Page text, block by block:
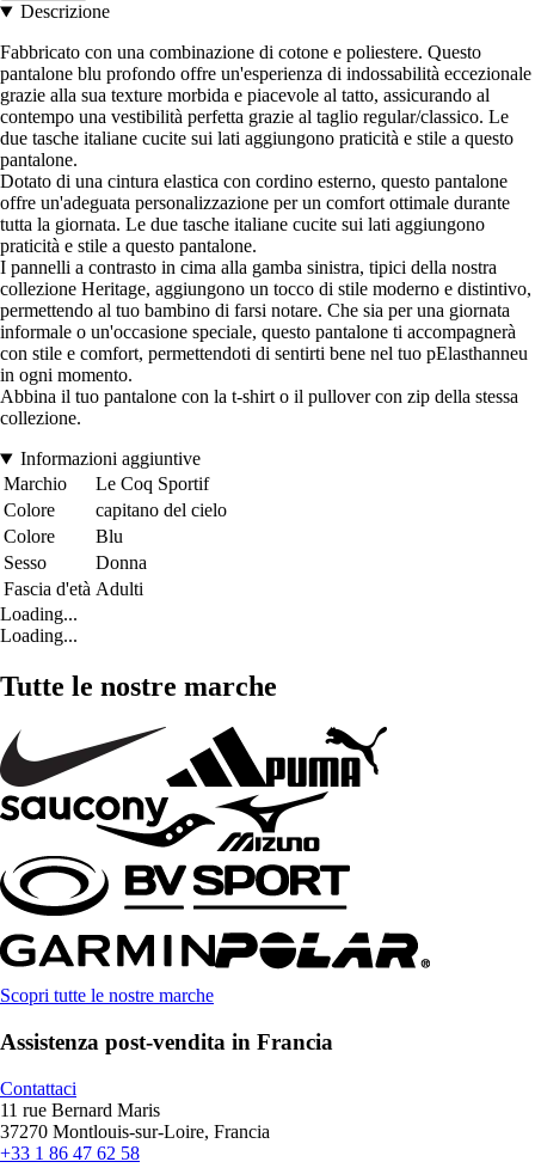
Descrizione
Fabbricato con una combinazione di cotone e poliestere. Questo
pantalone blu profondo offre un'esperienza di indossabilità eccezionale
grazie alla sua texture morbida e piacevole al tatto, assicurando al
contempo una vestibilità perfetta grazie al taglio regular/classico. Le
due tasche italiane cucite sui lati aggiungono praticità e stile a questo
pantalone.
Dotato di una cintura elastica con cordino esterno, questo pantalone
offre un'adeguata personalizzazione per un comfort ottimale durante
tutta la giornata. Le due tasche italiane cucite sui lati aggiungono
praticità e stile a questo pantalone.
I pannelli a contrasto in cima alla gamba sinistra, tipici della nostra
collezione Heritage, aggiungono un tocco di stile moderno e distintivo,
permettendo al tuo bambino di farsi notare. Che sia per una giornata
informale o un'occasione speciale, questo pantalone ti accompagnerà
con stile e comfort, permettendoti di sentirti bene nel tuo pElasthanneu
in ogni momento.
Abbina il tuo pantalone con la t-shirt o il pullover con zip della stessa
collezione.
Informazioni aggiuntive
Marchio
Le Coq Sportif
Colore
capitano del cielo
Colore
Blu
Sesso
Donna
Fascia d'età Adulti
Loading...
Loading...
Tutte le nostre marche
Scopri tutte le nostre marche
Assistenza post-vendita in Francia
Contattaci
11 rue Bernard Maris
37270 Montlouis-sur-Loire, Francia
+33 1 86 47 62 58